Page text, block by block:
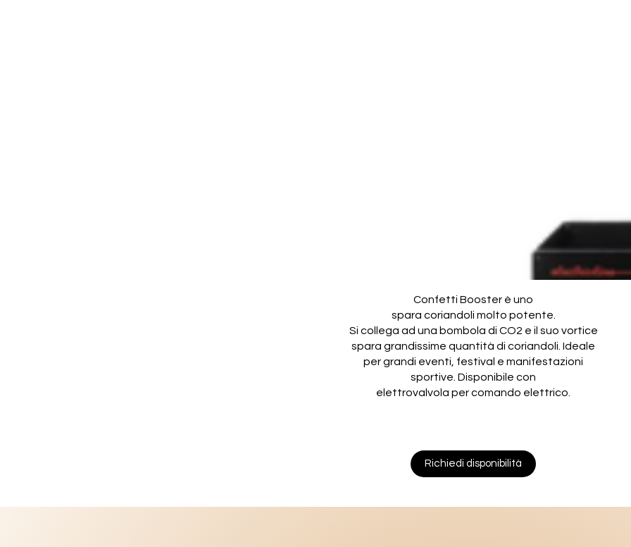
Confetti Booster è uno
spara coriandoli molto potente.
Si collega ad una bombola di CO2 e il suo vortice
spara grandissime quantità di coriandoli. Ideale
per grandi eventi, festival e manifestazioni
sportive. Disponibile con
elettrovalvola per comando elettrico.
Richiedi disponibilità